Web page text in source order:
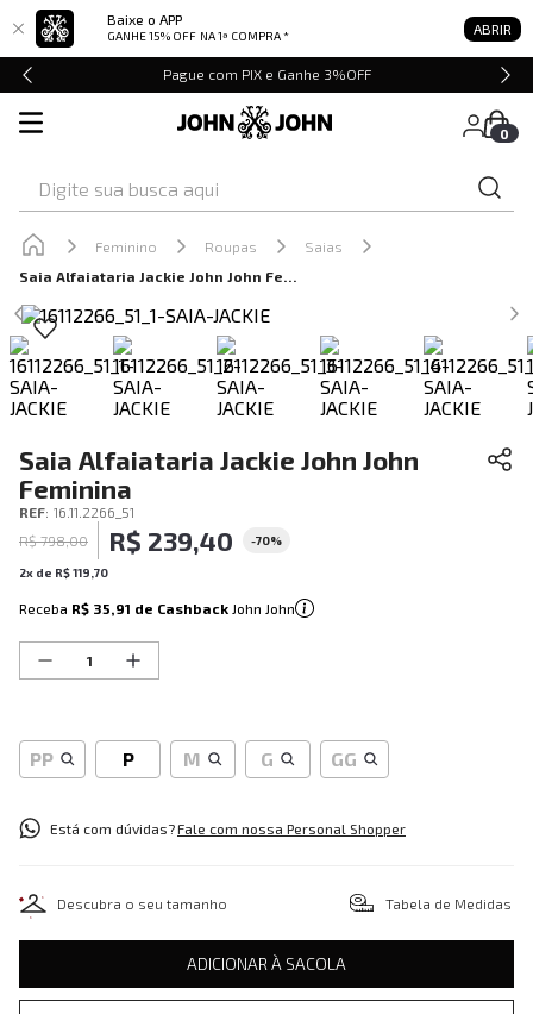
Baixe o APP
GANHE 15% OFF NA 1ª COMPRA * ABRIR
Pague com PIX e Ganhe 3%OFF
0
Feminino Roupas
Saias
Saia Alfaiataria Jackie John John Feminina
Saia Alfaiataria Jackie John John
Feminina
REF: 16.11.2266_51
R$ 798,00 R$ 239,40 -70%
2x de R$119 70
Receba R$ 35,91 de Cashback John John
PP P M G GG
Está com dúvidas?Fale com nossa Personal Shopper
Descubra o seu tamanho Tabela de Medidas
ADICIONAR À SACOLA